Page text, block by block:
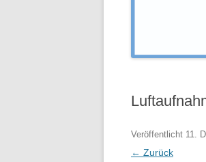
Veröffentlicht 11.
← Zurück